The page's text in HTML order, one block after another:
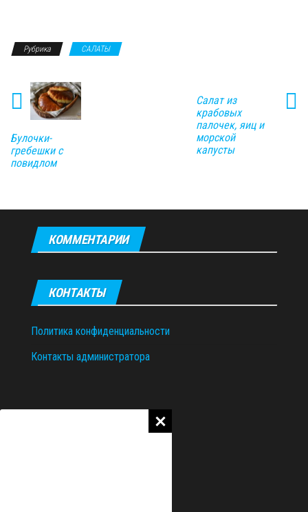
Рубрика САЛАТЫ
Булочки-
гребешки с
повидлом
Салат из
крабовых
палочек, яиц и
морской
капусты
КОММЕНТАРИИ
КОНТАКТЫ
Политика конфиденциальности
Контакты администратора